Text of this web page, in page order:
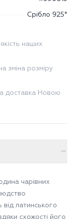
Срібло 925°
наших
зміна розміру
доставка Новою
чарівних
латинського
схожості його